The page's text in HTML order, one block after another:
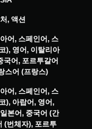
, 액션
어, 스페인어, 스
), 영어, 이탈리아
국어, 포르투갈어
스어 (프랑스)
어, 스페인어, 스
), 아랍어, 영어,
본어, 중국어 (간
(번체자), 포르투